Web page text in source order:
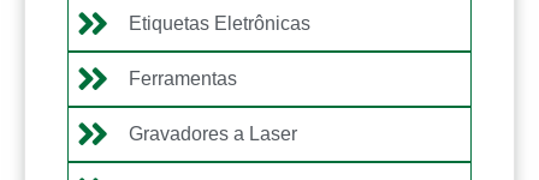
Etiquetas Eletrônicas
Ferramentas
Gravadores a Laser